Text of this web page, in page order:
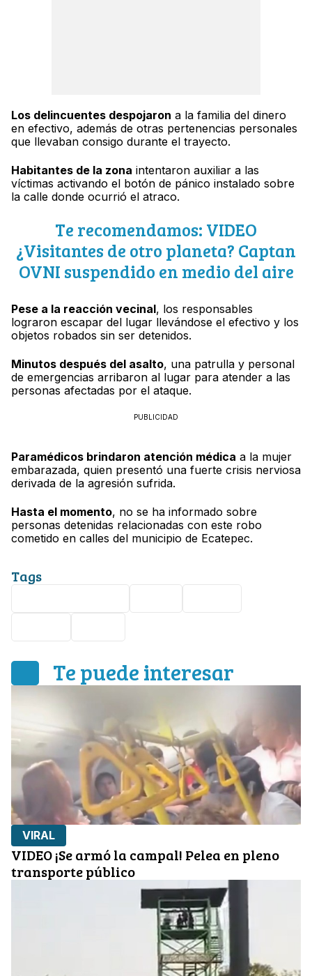
Los delincuentes despojaron a la familia del dinero
en efectivo, además de otras pertenencias personales
que llevaban consigo durante el trayecto.
Habitantes de la zona intentaron auxiliar a las
víctimas activando el botón de pánico instalado sobre
la calle donde ocurrió el atraco.
Te recomendamos: VIDEO
¿Visitantes de otro planeta? Captan
OVNI suspendido en medio del aire
Pese a la reacción vecinal, los responsables
lograron escapar del lugar llevándose el efectivo y los
objetos robados sin ser detenidos.
Minutos después del asalto, una patrulla y personal
de emergencias arribaron al lugar para atender a las
personas afectadas por el ataque.
PUBLICIDAD
Paramédicos brindaron atención médica a la mujer
embarazada, quien presentó una fuerte crisis nerviosa
derivada de la agresión sufrida.
Hasta el momento, no se ha informado sobre
personas detenidas relacionadas con este robo
cometido en calles del municipio de Ecatepec.
Tags
Te puede interesar
VIRAL
VIDEO ¡Se armó la campal! Pelea en pleno
transporte público